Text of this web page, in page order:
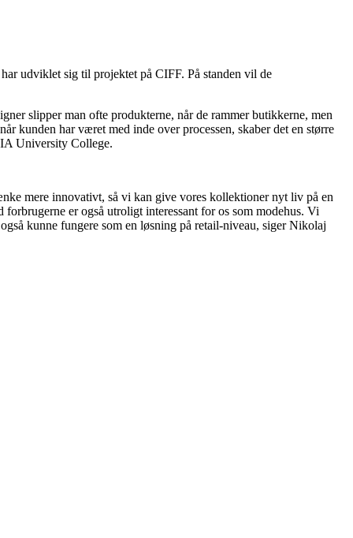
udviklet sig til projektet på CIFF. På standen vil de
slipper man ofte produkterne, når de rammer butikkerne, men
kunden har været med inde over processen, skaber det en større
University College.
mere innovativt, så vi kan give vores kollektioner nyt liv på en
er også utroligt interessant for os som modehus. Vi
kunne fungere som en løsning på retail-niveau, siger Nikolaj